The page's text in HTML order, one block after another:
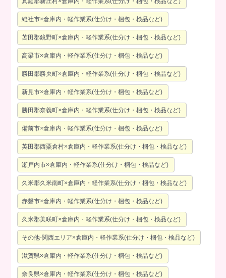
総社市×倉庫内・軽作業系(仕分け・梱包・検品など)
苫田郡鏡野町×倉庫内・軽作業系(仕分け・梱包・検品など)
高梁市×倉庫内・軽作業系(仕分け・梱包・検品など)
勝田郡勝央町×倉庫内・軽作業系(仕分け・梱包・検品など)
新見市×倉庫内・軽作業系(仕分け・梱包・検品など)
勝田郡奈義町×倉庫内・軽作業系(仕分け・梱包・検品など)
備前市×倉庫内・軽作業系(仕分け・梱包・検品など)
英田郡西粟倉村×倉庫内・軽作業系(仕分け・梱包・検品など)
瀬戸内市×倉庫内・軽作業系(仕分け・梱包・検品など)
久米郡久米南町×倉庫内・軽作業系(仕分け・梱包・検品など)
赤磐市×倉庫内・軽作業系(仕分け・梱包・検品など)
久米郡美咲町×倉庫内・軽作業系(仕分け・梱包・検品など)
その他-関西エリア×倉庫内・軽作業系(仕分け・梱包・検品など)
滋賀県×倉庫内・軽作業系(仕分け・梱包・検品など)
奈良県×倉庫内・軽作業系(仕分け・梱包・検品など)